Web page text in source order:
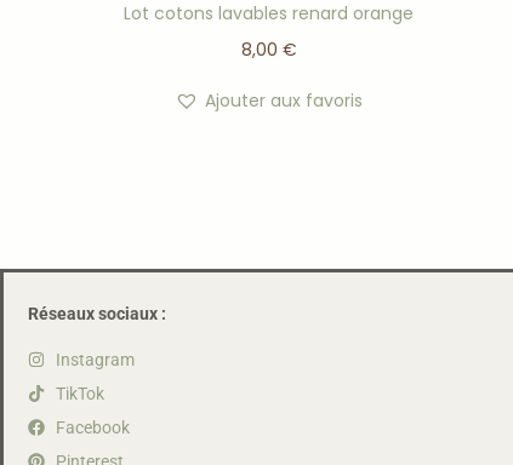
Lot cotons lavables renard orange
8,00 €
Ajouter aux favoris
Réseaux sociaux :
Instagram
TikTok
Facebook